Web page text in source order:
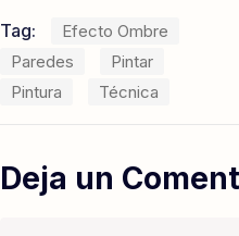
Tag:
Efecto Ombre
Paredes
Pintar
Pintura
Técnica
Deja un